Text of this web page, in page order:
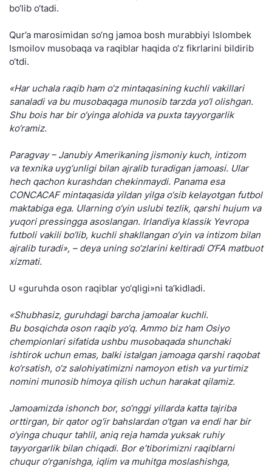
bo‘lib o‘tadi.
Qur’a marosimidan so‘ng jamoa bosh murabbiyi Islombek
Ismoilov musobaqa va raqiblar haqida o‘z fikrlarini bildirib
o‘tdi.
«Har uchala raqib ham o‘z mintaqasining kuchli vakillari
sanaladi va bu musobaqaga munosib tarzda yo‘l olishgan.
Shu bois har bir o‘yinga alohida va puxta tayyorgarlik
ko‘ramiz.
Paragvay – Janubiy Amerikaning jismoniy kuch, intizom
va texnika uyg‘unligi bilan ajralib turadigan jamoasi. Ular
hech qachon kurashdan chekinmaydi. Panama esa
CONCACAF mintaqasida yildan yilga o‘sib kelayotgan futbol
maktabiga ega. Ularning o‘yin uslubi tezlik, qarshi hujum va
yuqori pressingga asoslangan. Irlandiya klassik Yevropa
futboli vakili bo‘lib, kuchli shakllangan o‘yin va intizom bilan
ajralib turadi», – deya uning so‘zlarini keltiradi O‘FA matbuot
xizmati.
U «guruhda oson raqiblar yo‘qligi»ni ta’kidladi.
«Shubhasiz, guruhdagi barcha jamoalar kuchli.
Bu bosqichda oson raqib yo‘q. Ammo biz ham Osiyo
chempionlari sifatida ushbu musobaqada shunchaki
ishtirok uchun emas, balki istalgan jamoaga qarshi raqobat
ko‘rsatish, o‘z salohiyatimizni namoyon etish va yurtimiz
nomini munosib himoya qilish uchun harakat qilamiz.
Jamoamizda ishonch bor, so‘nggi yillarda katta tajriba
orttirgan, bir qator og‘ir bahslardan o‘tgan va endi har bir
o‘yinga chuqur tahlil, aniq reja hamda yuksak ruhiy
tayyorgarlik bilan chiqadi. Bor e’tiborimizni raqiblarni
chuqur o‘rganishga, iqlim va muhitga moslashishga,